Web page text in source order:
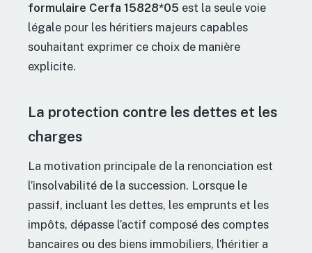
formulaire Cerfa 15828*05 est la seule voie
légale pour les héritiers majeurs capables
souhaitant exprimer ce choix de manière
explicite.
La protection contre les dettes et les
charges
La motivation principale de la renonciation est
l’insolvabilité de la succession. Lorsque le
passif, incluant les dettes, les emprunts et les
impôts, dépasse l’actif composé des comptes
bancaires ou des biens immobiliers, l’héritier a